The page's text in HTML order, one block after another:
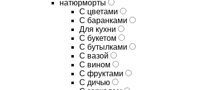
натюрморты
С цветами
С баранками
Для кухни
C букетом
C бутылками
C вазой
C вином
C фруктами
C дичью